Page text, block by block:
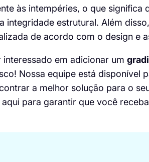
às intempéries, o que
integridade estrutural. Além
de acordo com o design e
interessado em adicionar um
! Nossa equipe está disponível
a melhor solução para o
para garantir que você